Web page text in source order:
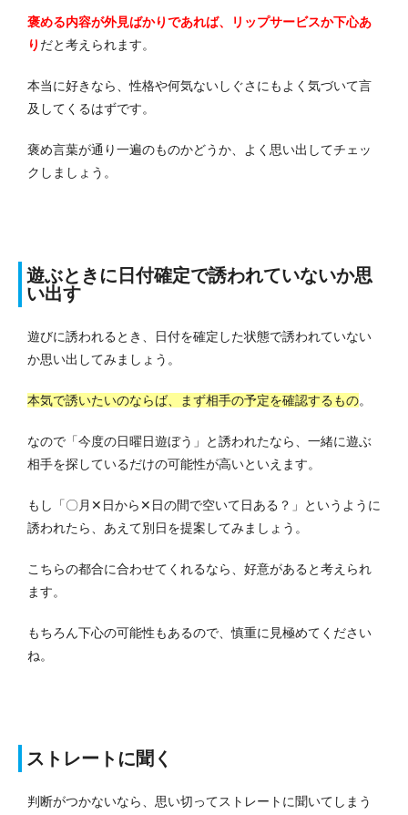
褒める内容が外見ばかりであれば、リップサービスか下心あ
り だと考えられます。
本当に好きなら、性格や何気ないしぐさにもよく気づいて言
及してくるはずです。
褒め言葉が通り一遍のものかどうか、よく思い出してチェッ
クしましょう。
遊ぶときに日付確定で誘われていないか思
い出す
遊びに誘われるとき、日付を確定した状態で誘われていない
か思い出してみましょう。
本気で誘いたいのならば、まず相手の予定を確認するもの。
なので「今度の日曜日遊ぼう」と誘われたなら、一緒に遊ぶ
相手を探しているだけの可能性が高いといえます。
もし「〇月✕日から✕日の間で空いて日ある？」というように
誘われたら、あえて別日を提案してみましょう。
こちらの都合に合わせてくれるなら、好意があると考えられ
ます。
もちろん下心の可能性もあるので、慎重に見極めてください
ね。
ストレートに聞く
判断がつかないなら、思い切ってストレートに聞いてしまう